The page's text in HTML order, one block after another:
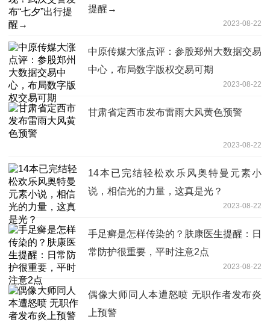
提醒→
2023-08-22
中原传媒大涨点评：参股郑州大数据交易
中心，布局数字版权交易可期
2023-08-22
甘肃省定西市发布雷雨大风黄色预警
2023-08-22
14本已完结轻松欢乐风奥特曼元素小
说，相信光的力量，这真是光？
2023-08-22
手足癣是怎样传染的？肤康医生提醒：日
常防护很重要，平时注意2点
2023-08-22
偶像大师同人本遭怒喷 无职作者发布炎
上预警